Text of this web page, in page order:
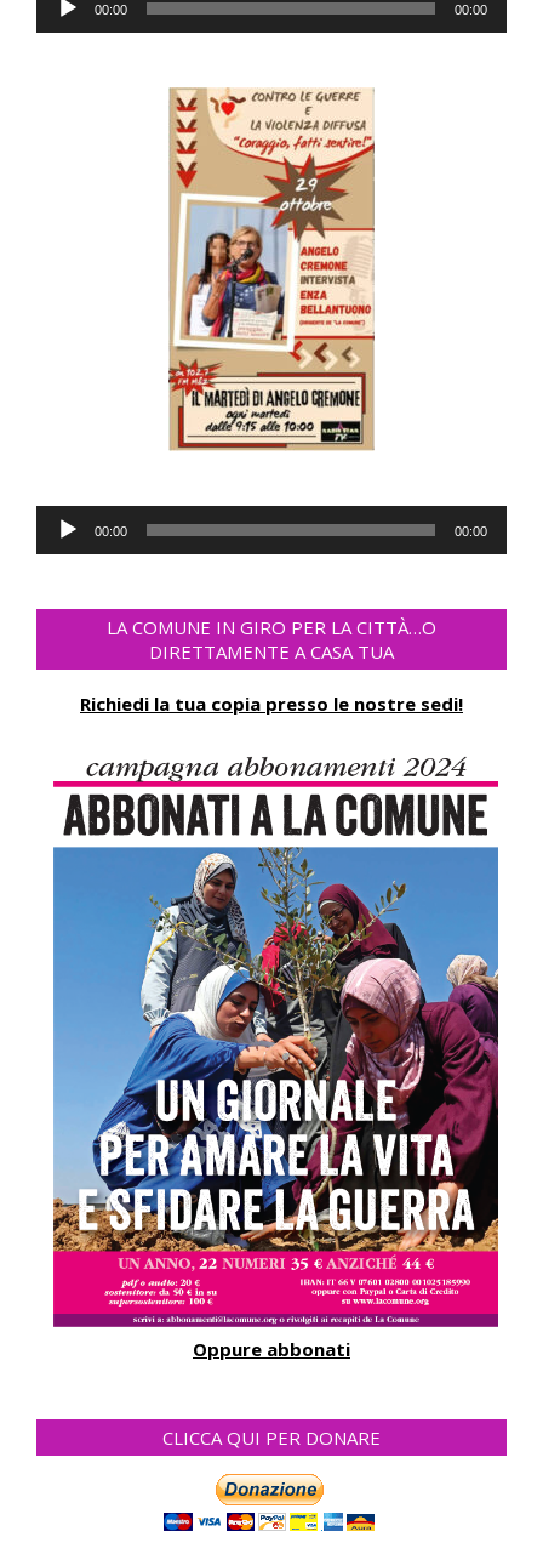
Player
00:00 00:00
Audio
Player
00:00 00:00
LA COMUNE IN GIRO PER LA CITTÀ…O
DIRETTAMENTE A CASA TUA
Richiedi la tua copia presso le nostre sedi!
Oppure abbonati
CLICCA QUI PER DONARE